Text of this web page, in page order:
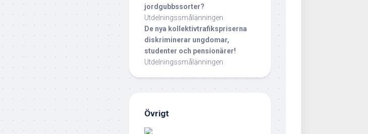
jordgubbssorter?
Utdelningssmålänningen
De nya kollektivtrafikspriserna
diskriminerar ungdomar,
studenter och pensionärer!
Utdelningssmålänningen
Övrigt